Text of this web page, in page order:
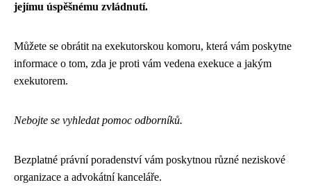
jejímu úspěšnému zvládnutí.
Můžete se obrátit na exekutorskou komoru, která vám poskytne
informace o tom, zda je proti vám vedena exekuce a jakým
exekutorem.
Nebojte se vyhledat pomoc odborníků.
Bezplatné právní poradenství vám poskytnou různé neziskové
organizace a advokátní kanceláře.